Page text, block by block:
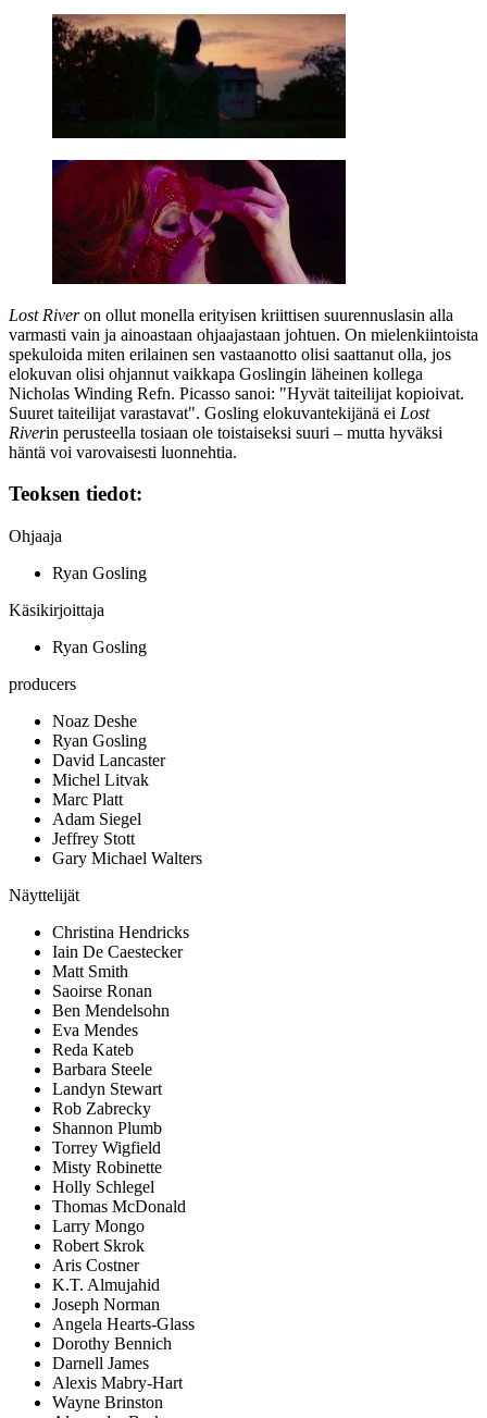
Lost Riveron ollut monella erityisen kriittisen suurennuslasin alla
varmasti vain ja ainoastaan ohjaajastaan johtuen. On mielenkiintoista
spekuloida miten erilainen sen vastaanotto olisi saattanut olla, jos
elokuvan olisi ohjannut vaikkapa Goslingin läheinen kollega
Nicholas Winding Refn. Picasso sanoi: "Hyvät taiteilijat kopioivat.
Suuret taiteilijat varastavat". Gosling elokuvantekijänä ei Lost
Riverin perusteella tosiaan ole toistaiseksi suuri – mutta hyväksi
häntä voi varovaisesti luonnehtia.
Teoksen tiedot:
Ohjaaja
Ryan Gosling
Käsikirjoittaja
Ryan Gosling
producers
Noaz Deshe
Ryan Gosling
David Lancaster
Michel Litvak
Marc Platt
Adam Siegel
Jeffrey Stott
Gary Michael Walters
Näyttelijät
Christina Hendricks
Iain De Caestecker
Matt Smith
Saoirse Ronan
Ben Mendelsohn
Eva Mendes
Reda Kateb
Barbara Steele
Landyn Stewart
Rob Zabrecky
Shannon Plumb
Torrey Wigfield
Misty Robinette
Holly Schlegel
Thomas McDonald
Larry Mongo
Robert Skrok
Aris Costner
K.T. Almujahid
Joseph Norman
Angela Hearts-Glass
Dorothy Bennich
Darnell James
Alexis Mabry-Hart
Wayne Brinston